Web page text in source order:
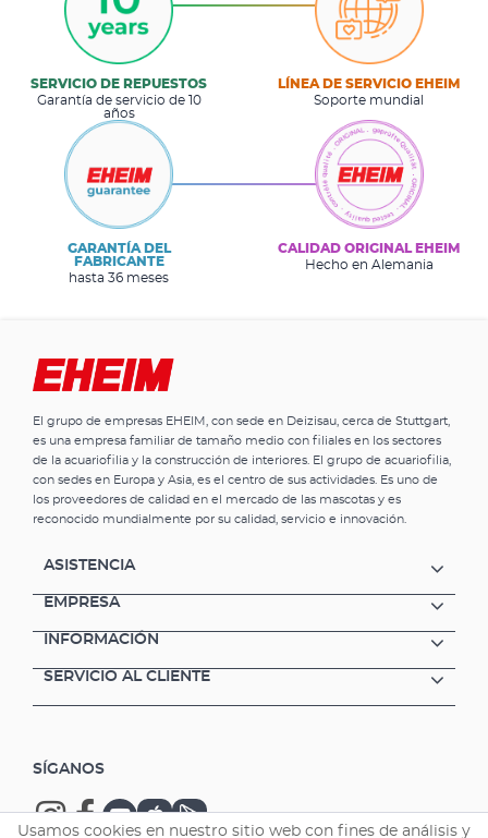
SERVICIO DE REPUESTOS
Garantía de servicio de 10
años
LÍNEA DE SERVICIO EHEIM
Soporte mundial
GARANTÍA DEL
FABRICANTE
hasta 36 meses
CALIDAD ORIGINAL EHEIM
Hecho en Alemania
El grupo de empresas EHEIM, con sede en Deizisau, cerca de Stuttgart,
es una empresa familiar de tamaño medio con filiales en los sectores
de la acuariofilia y la construcción de interiores. El grupo de acuariofilia,
con sedes en Europa y Asia, es el centro de sus actividades. Es uno de
los proveedores de calidad en el mercado de las mascotas y es
reconocido mundialmente por su calidad, servicio e innovación.
ASISTENCIA
EMPRESA
INFORMACIÓN
SERVICIO AL CLIENTE
SÍGANOS
Usamos cookies en nuestro sitio web con fines de análisis y